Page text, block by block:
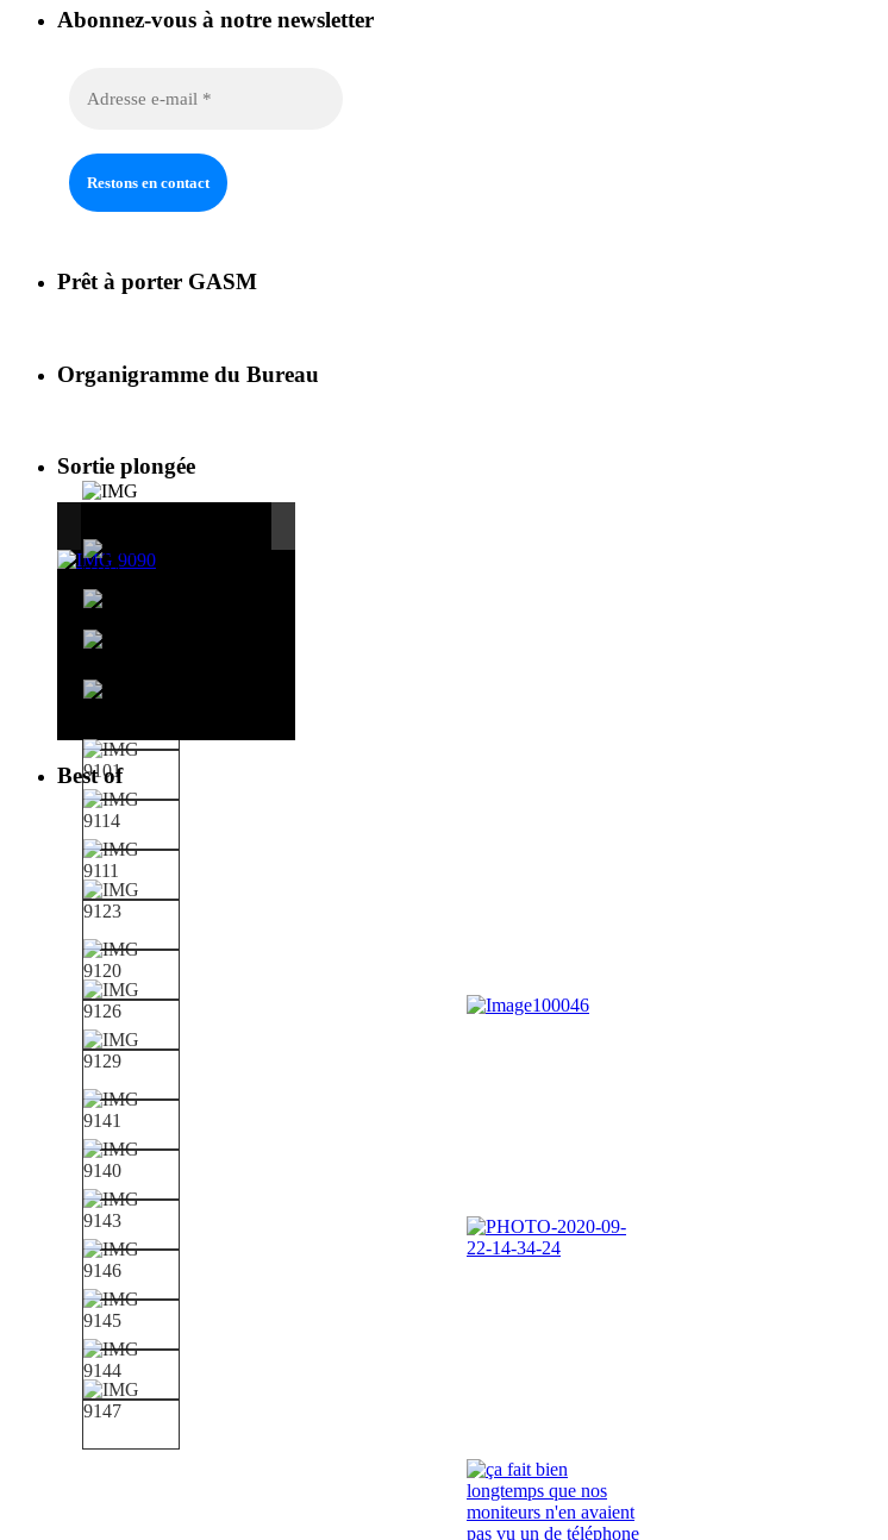
Abonnez-vous à notre newsletter
Prêt à porter GASM
Organigramme du Bureau
Sortie plongée
Best of